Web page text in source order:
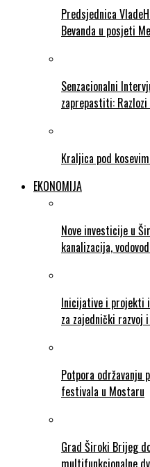
Predsjednica
Bevanda u posjeti
Senzacionalni
zaprepastiti:
Kraljica pod
EKONOMIJA
Nove investicije u
kanalizacija,
Inicijative i projekti
za zajednički razvoj
Potpora održavanju
festivala u Mostaru
Grad Široki Brijeg